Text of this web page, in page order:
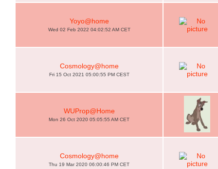
Yoyo@home
Wed 02 Feb 2022 04:02:52 AM CET
Cosmology@home
Fri 15 Oct 2021 05:00:55 PM CEST
WUProp@Home
Mon 26 Oct 2020 05:05:55 AM CET
Cosmology@home
Thu 19 Mar 2020 06:00:46 PM CET